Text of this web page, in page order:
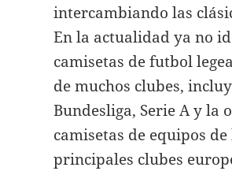
intercambiando las
En la actualidad ya no
camisetas de futbol
de muchos clubes,
Bundesliga, Serie A y la
camisetas de equipos
principales clubes